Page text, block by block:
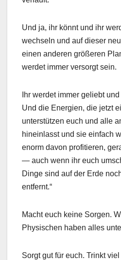
Und ja, ihr könnt und ihr
wechseln und auf dieser
einen anderen größeren
werdet immer versorgt sein.
Ihr werdet immer geliebt
Und die Energien, die jetzt
unterstützen euch und alle
hineinlasst und sie einfach
enorm davon profitieren,
— auch wenn ihr euch
Dinge sind auf der Erde
entfernt.“
Macht euch keine Sorgen.
Physischen haben alles
Sorgt gut für euch. Trinkt